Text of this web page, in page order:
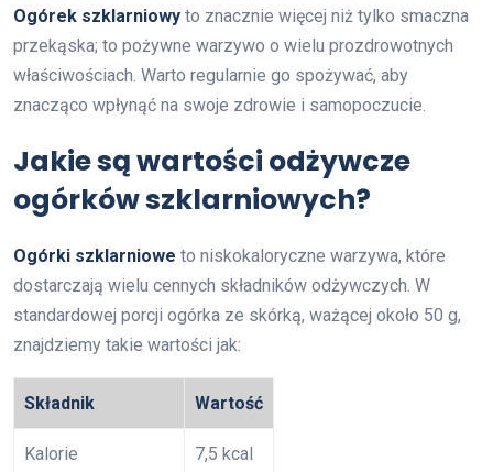
Ogórek szklarniowy to znacznie więcej niż tylko smaczna
przekąska; to pożywne warzywo o wielu prozdrowotnych
właściwościach. Warto regularnie go spożywać, aby
znacząco wpłynąć na swoje zdrowie i samopoczucie.
Jakie są wartości odżywcze
ogórków szklarniowych?
Ogórki szklarniowe to niskokaloryczne warzywa, które
dostarczają wielu cennych składników odżywczych. W
standardowej porcji ogórka ze skórką, ważącej około 50 g,
znajdziemy takie wartości jak:
Składnik Wartość
Kalorie 7,5 kcal